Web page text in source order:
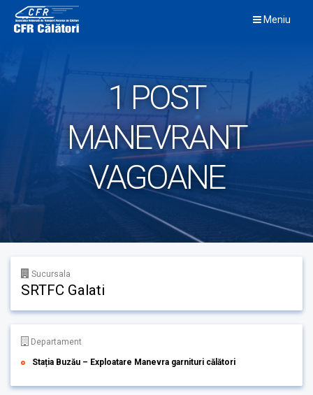
content
Meniu
1 POST
MANEVRANT
VAGOANE
Sucursala
SRTFC Galati
Departament
Stația Buzău – Exploatare Manevra garnituri călători